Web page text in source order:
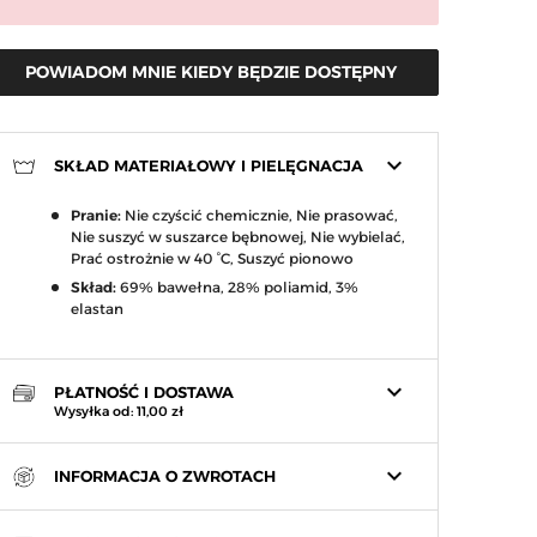
POWIADOM MNIE KIEDY BĘDZIE DOSTĘPNY
keyboard_arrow_down
SKŁAD MATERIAŁOWY I PIELĘGNACJA
Pranie: Nie czyścić chemicznie, Nie prasować,
Nie suszyć w suszarce bębnowej, Nie wybielać,
Prać ostrożnie w 40 °C, Suszyć pionowo
Skład: 69% bawełna, 28% poliamid, 3%
elastan
keyboard_arrow_down
PŁATNOŚĆ I DOSTAWA
Wysyłka od: 11,00 zł
keyboard_arrow_down
INFORMACJA O ZWROTACH